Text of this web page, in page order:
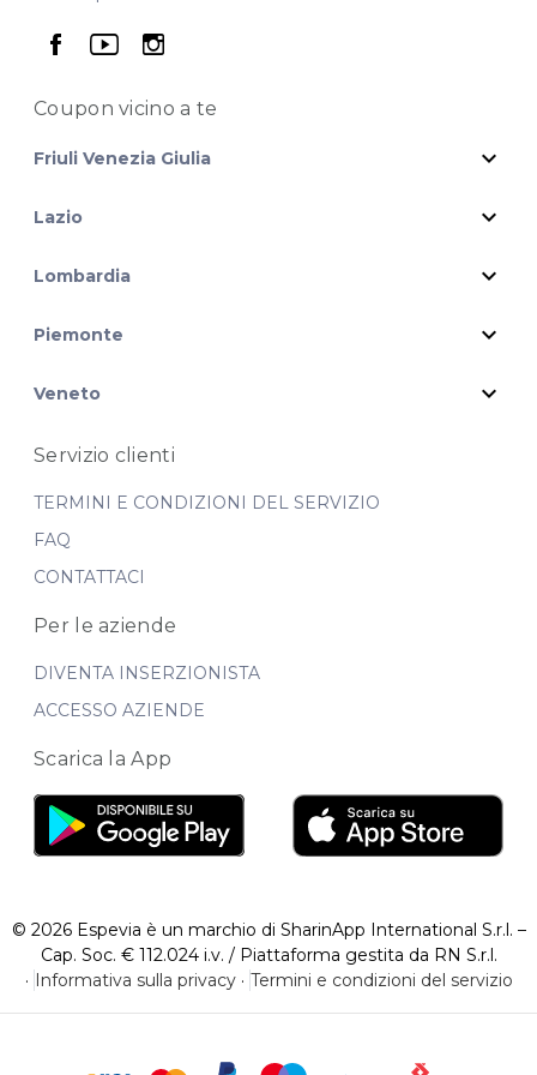
acquisto scrivi a
seguici su facebook
seguici su youtube
seguici su instagram
Coupon vicinoa te
Friuli Venezia Giulia expand_more
Lazio expand_more
Lombardia expand_more
Piemonte expand_more
Veneto expand_more
Servizio clienti
TERMINI E CONDIZIONI DEL SERVIZIO
FAQ
CONTATTACI
Per le aziende
DIVENTA INSERZIONISTA
ACCESSO AZIENDE
Scarica la App
© 2026 Espevia è un marchio di SharinApp International S.r.l. –
Cap. Soc. € 112.024 i.v. / Piattaforma gestita da RN S.r.l.
· Informativa sulla privacy· Termini e condizioni del servizio